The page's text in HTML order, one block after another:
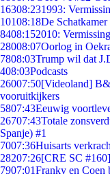
16308:231993:
10108:18De
8408:152010:
28008:07Oorlog in
7808:03Trump wil dat
408:03Podcasts
26007:50[Videoland]
vooruitkijkers
5807:43Eeuwig
26707:43Totale
Spanje) #1
7007:36Huisarts
28207:26[CRE SC
7907:01Franky en Coen